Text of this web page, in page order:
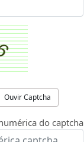
Ouvir Captcha
do captcha